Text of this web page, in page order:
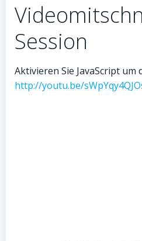
Session
Aktivieren Sie JavaScript um
http://youtu.be/